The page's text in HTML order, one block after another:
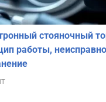
стояночный
работы,